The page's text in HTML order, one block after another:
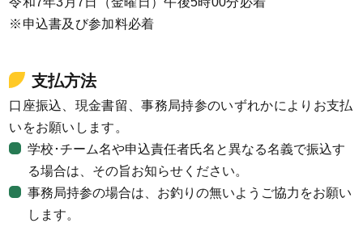
※申込書及び参加料必着
支払方法
口座振込、現金書留、事務局持参のいずれかによりお支払
いをお願いします。
学校･チーム名や申込責任者氏名と異なる名義で振込す
る場合は、その旨お知らせください。
事務局持参の場合は、お釣りの無いようご協力をお願い
します。